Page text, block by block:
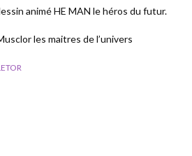
animé HE MAN le héros du futur.
les maitres de l’univers